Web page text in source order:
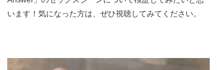
います！気になった方は、ぜひ視聴してみてください。